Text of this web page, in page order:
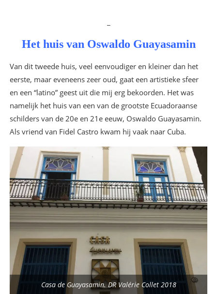
Het huis van Oswaldo Guayasamin
Van dit tweede huis, veel eenvoudiger en kleiner dan het
eerste, maar eveneens zeer oud, gaat een artistieke sfeer
en een “latino” geest uit die mij erg bekoorden. Het was
namelijk het huis van een van de grootste Ecuadoraanse
schilders van de 20e en 21e eeuw, Oswaldo Guayasamin.
Als vriend van Fidel Castro kwam hij vaak naar Cuba.
Casa de Guayasamin. DR Valérie Collet 2018